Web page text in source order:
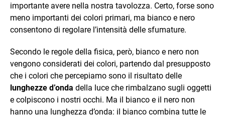
importante avere nella nostra tavolozza. Certo, forse sono
meno importanti dei colori primari, ma bianco e nero
consentono di regolare l’intensità delle sfumature.
Secondo le regole della fisica, però, bianco e nero non
vengono considerati dei colori, partendo dal presupposto
che i colori che percepiamo sono il risultato delle
lunghezze d’onda della luce che rimbalzano sugli oggetti
e colpiscono i nostri occhi. Ma il bianco e il nero non
hanno una lunghezza d’onda: il bianco combina tutte le